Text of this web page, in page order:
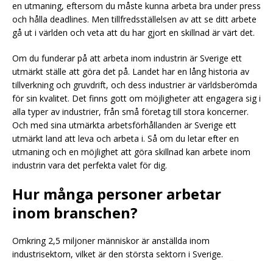
en utmaning, eftersom du måste kunna arbeta bra under press
och hålla deadlines. Men tillfredsställelsen av att se ditt arbete
gå ut i världen och veta att du har gjort en skillnad är värt det.
Om du funderar på att arbeta inom industrin är Sverige ett
utmärkt ställe att göra det på. Landet har en lång historia av
tillverkning och gruvdrift, och dess industrier är världsberömda
för sin kvalitet. Det finns gott om möjligheter att engagera sig i
alla typer av industrier, från små företag till stora koncerner.
Och med sina utmärkta arbetsförhållanden är Sverige ett
utmärkt land att leva och arbeta i. Så om du letar efter en
utmaning och en möjlighet att göra skillnad kan arbete inom
industrin vara det perfekta valet för dig.
Hur många personer arbetar
inom branschen?
Omkring 2,5 miljoner människor är anställda inom
industrisektorn, vilket är den största sektorn i Sverige.